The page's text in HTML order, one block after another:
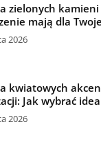
zielonych
mają dla
2026
kwiatowych
Jak wybrać
2026